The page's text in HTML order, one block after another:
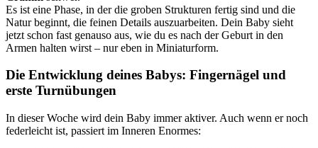
Es ist eine Phase, in der die groben Strukturen fertig sind und die
Natur beginnt, die feinen Details auszuarbeiten. Dein Baby sieht
jetzt schon fast genauso aus, wie du es nach der Geburt in den
Armen halten wirst – nur eben in Miniaturform.
Die Entwicklung deines Babys: Fingernägel und
erste Turnübungen
In dieser Woche wird dein Baby immer aktiver. Auch wenn er noch
federleicht ist, passiert im Inneren Enormes: